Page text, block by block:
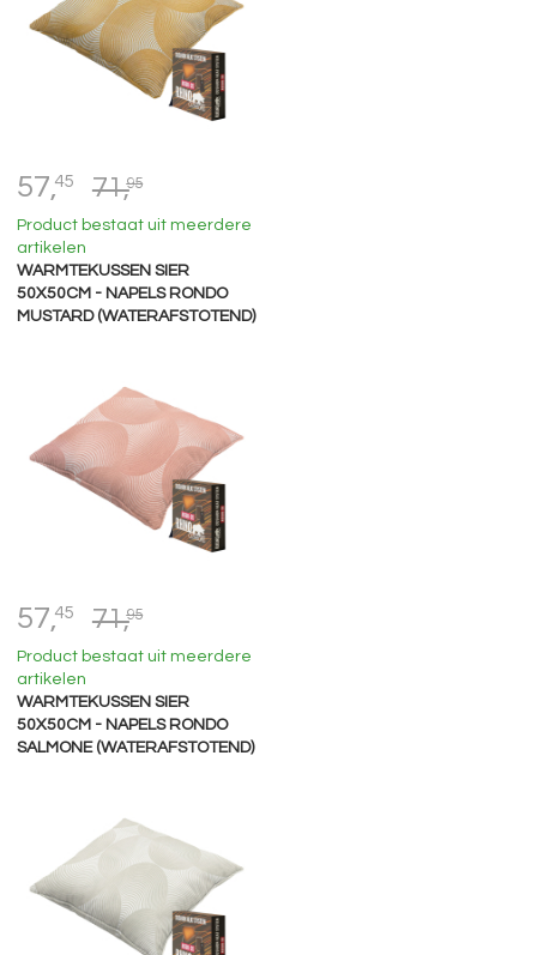
57,45 71,95
Product bestaat uit meerdere
artikelen
WARMTEKUSSEN SIER
50X50CM - NAPELS RONDO
MUSTARD (WATERAFSTOTEND)
57,45 71,95
Product bestaat uit meerdere
artikelen
WARMTEKUSSEN SIER
50X50CM - NAPELS RONDO
SALMONE (WATERAFSTOTEND)